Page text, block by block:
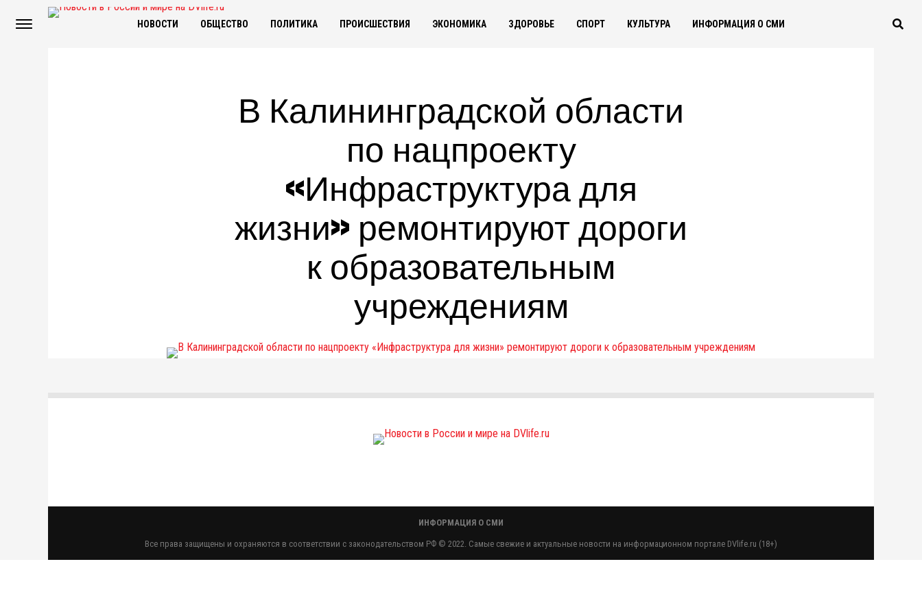
НОВОСТИ ОБЩЕСТВО ПОЛИТИКА ПРОИСШЕСТВИЯ ЭКОНОМИКА ЗДОРОВЬЕ СПОРТ КУЛЬТУРА ИНФОРМАЦИЯ О СМИ
В Калининградской области
по нацпроекту
«Инфраструктура для
жизни» ремонтируют дороги
к образовательным
учреждениям
ИНФОРМАЦИЯ О СМИ
Все права защищены и охраняются в соответствии с законодательством РФ © 2022. Самые свежие и актуальные новости на информационном портале DVlife.ru (18+)